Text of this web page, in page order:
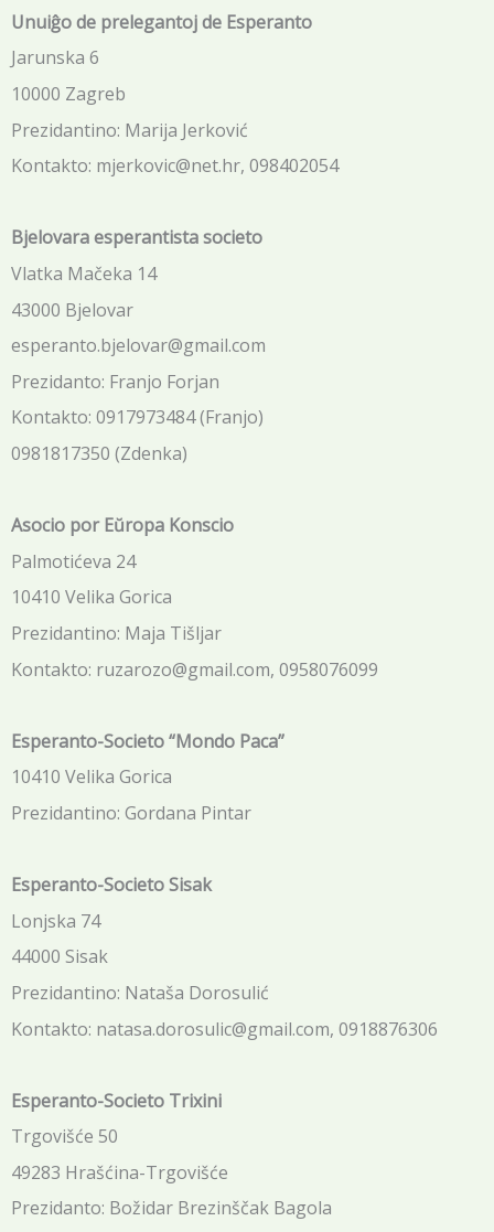
Unuiĝo de prelegantoj de Esperanto
Jarunska 6
10000 Zagreb
Prezidantino: Marija Jerković
Kontakto: mjerkovic@net.hr, 098402054
Bjelovara esperantista societo
Vlatka Mačeka 14
43000 Bjelovar
esperanto.bjelovar@gmail.com
Prezidanto: Franjo Forjan
Kontakto: 0917973484 (Franjo)
0981817350 (Zdenka)
Asocio por Eŭropa Konscio
Palmotićeva 24
10410 Velika Gorica
Prezidantino: Maja Tišljar
Kontakto: ruzarozo@gmail.com, 0958076099
Esperanto-Societo “Mondo Paca”
10410 Velika Gorica
Prezidantino: Gordana Pintar
Esperanto-Societo Sisak
Lonjska 74
44000 Sisak
Prezidantino: Nataša Dorosulić
Kontakto: natasa.dorosulic@gmail.com, 0918876306
Esperanto-Societo Trixini
Trgovišće 50
49283 Hrašćina-Trgovišće
Prezidanto: Božidar Brezinščak Bagola